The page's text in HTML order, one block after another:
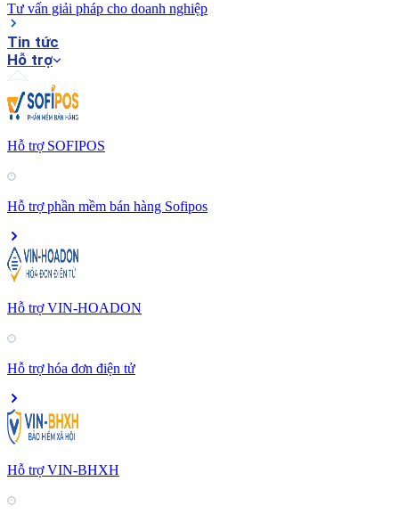
Tư vấn giải pháp cho doanh nghiệp
Tin tức
Hỗ trợ
Hỗ trợ SOFIPOS
Hỗ trợ phần mềm bán hàng Sofipos
Hỗ trợ VIN-HOADON
Hỗ trợ hóa đơn điện tử
Hỗ trợ VIN-BHXH